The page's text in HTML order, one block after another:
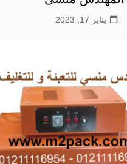
يناير 17, 2023